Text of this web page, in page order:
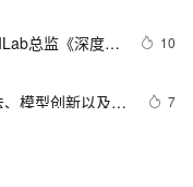
总监《深度学
10
、模型创新以及在
7
搜图功能